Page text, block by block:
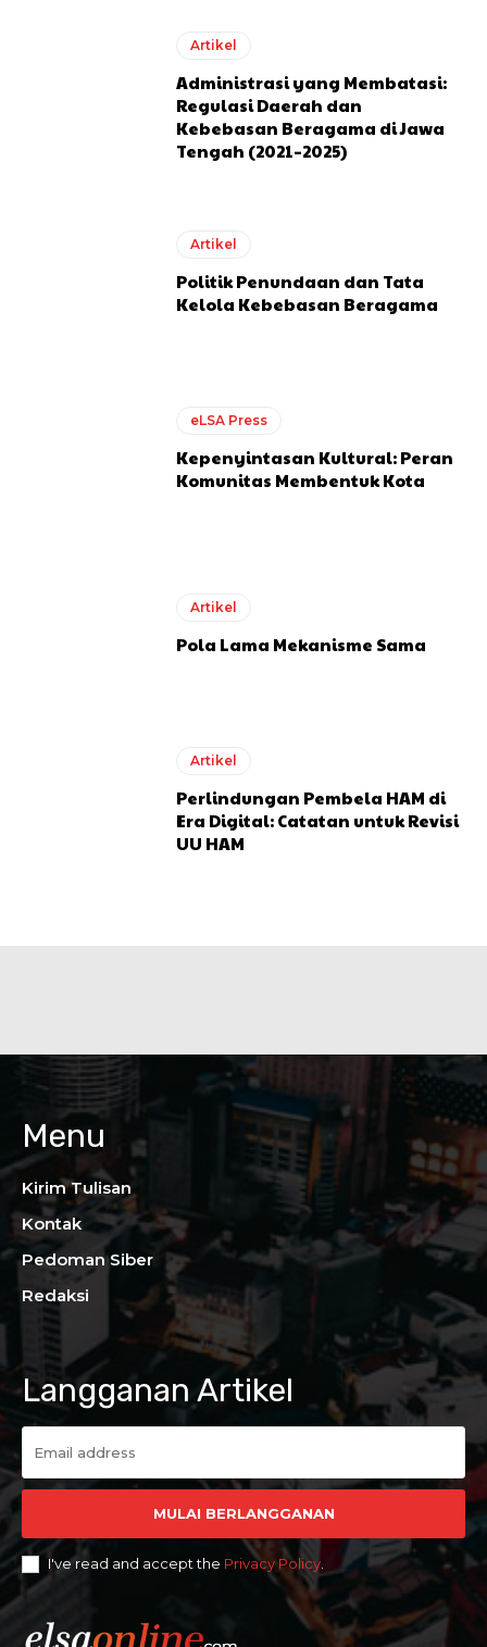
Artikel
Administrasi yang Membatasi:
Regulasi Daerah dan
Kebebasan Beragama di Jawa
Tengah (2021–2025)
Artikel
Politik Penundaan dan Tata
Kelola Kebebasan Beragama
eLSA Press
Kepenyintasan Kultural: Peran
Komunitas Membentuk Kota
Artikel
Pola Lama Mekanisme Sama
Artikel
Perlindungan Pembela HAM di
Era Digital: Catatan untuk Revisi
UU HAM
Langganan Artikel
MULAI BERLANGGANAN
I've read and accept the Privacy Policy
Menu
Kirim Tulisan
Kontak
Pedoman Siber
Redaksi